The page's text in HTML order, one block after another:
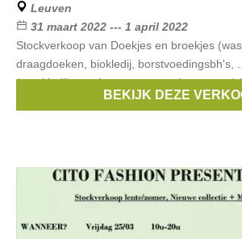
Leuven
31 maart 2022 --- 1 april 2022
Stockverkoop van Doekjes en broekjes
draagdoeken, biokledij, borstvoedingsbh's,
(eco kledij en schoenen voor volwassenen)
tot -70% op vorigeBEKIJK DEZE